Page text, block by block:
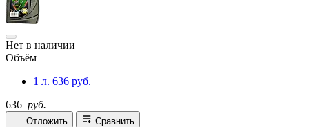
Нет в наличии
Объём
1 л. 636 руб.
636 руб.
Отложить Сравнить